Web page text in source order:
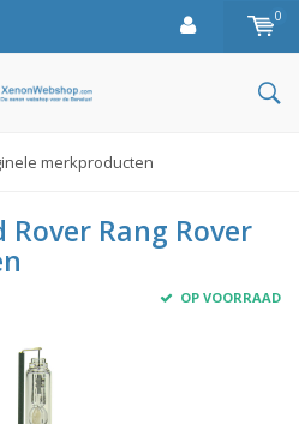
0
merkproducten
Rang Rover
OP VOORRAAD